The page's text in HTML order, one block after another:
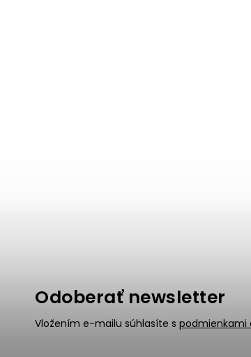
Odoberať newsletter
Vložením e-mailu súhlasíte s podmienkami